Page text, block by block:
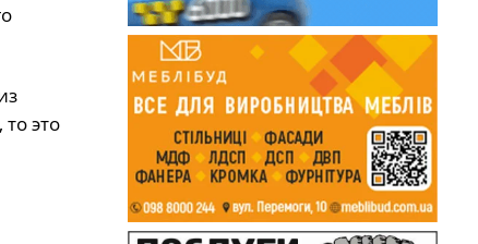
это